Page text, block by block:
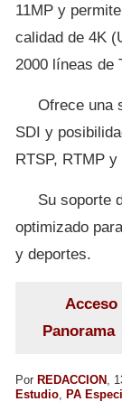
11MP y
calidad de 4K
2000 líneas de
Ofrece una
SDI y
RTSP, RTMP y
Su soporte
optimizado
y deportes.
Acceso
Panorama
Por REDACCION ,
Estudio
PA